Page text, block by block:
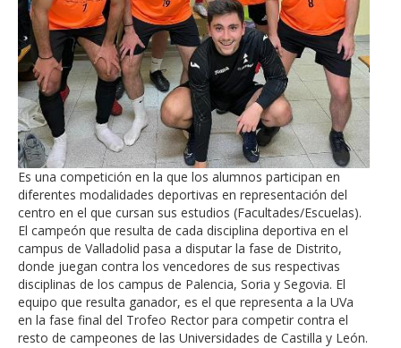
Es una competición en la que los alumnos participan en
diferentes modalidades deportivas en representación del
centro en el que cursan sus estudios (Facultades/Escuelas).
El campeón que resulta de cada disciplina deportiva en el
campus de Valladolid pasa a disputar la fase de Distrito,
donde juegan contra los vencedores de sus respectivas
disciplinas de los campus de Palencia, Soria y Segovia. El
equipo que resulta ganador, es el que representa a la UVa
en la fase final del Trofeo Rector para competir contra el
resto de campeones de las Universidades de Castilla y León.